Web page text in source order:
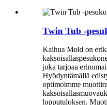
Twin Tub -
Kaihua Mold on
joka tarjoaa
Hyödyntämällä
optimoimme
lopputuloksen.